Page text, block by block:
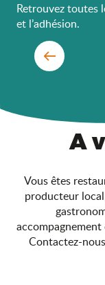
Retrouvez toutes
et l’adhésion.
DEMARCHE
Rejoignez
A
Vous êtes
producteur
Contactez-